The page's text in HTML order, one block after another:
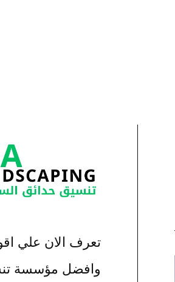
تعرف الان علي
وافضل مؤسسة